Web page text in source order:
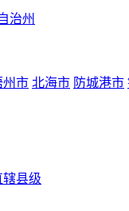
治州
州市 北海市 防城港市
辖县级